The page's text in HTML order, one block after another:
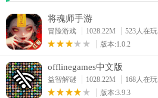
将魂师手游
冒险游戏 1028.22M
523人在玩
版本:1.0.2
offlinegames中文版
益智解谜 1028.22M
168人在玩
版本:3.9.3